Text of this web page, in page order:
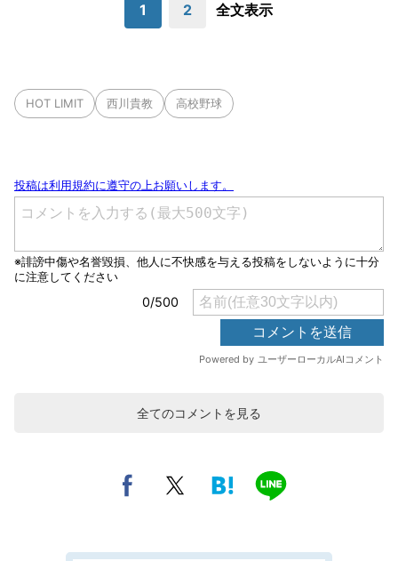
1 2 全文表示
HOT LIMIT 西川貴教 高校野球
全てのコメントを見る